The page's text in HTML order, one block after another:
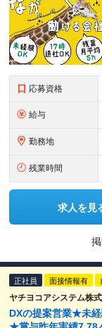
応募資格
給与
勤務地
残業時間
求人を見
正社員 面接情報有
ヤチヨコアシステム株
DXの提案営業★未